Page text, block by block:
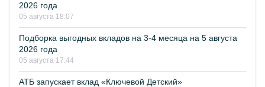
2026 года
05 августа 18:07
Подборка выгодных вкладов на 3-4 месяца на 5 августа
2026 года
05 августа 17:44
АТБ запускает вклад «Ключевой Детский»